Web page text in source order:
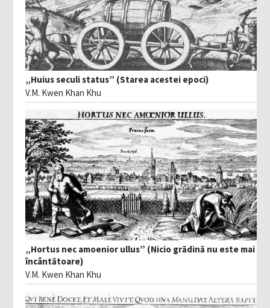
„Huius seculi status” (Starea acestei epoci)
V.M. Kwen Khan Khu
„Hortus nec amoenior ullus” (Nicio grădină nu este mai
încântătoare)
V.M. Kwen Khan Khu